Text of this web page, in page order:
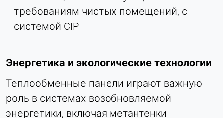
требованиям чистых помещений, с
системой CIP
Энергетика и экологические технологии
Теплообменные панели играют важную
роль в системах возобновляемой
энергетики, включая метантенки